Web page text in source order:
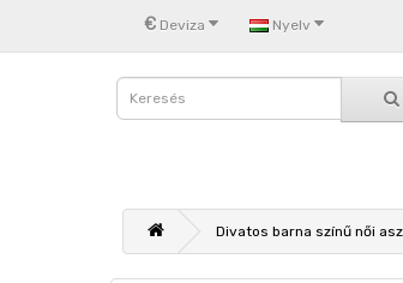
€ Deviza Nyelv
Divatos barna színű női